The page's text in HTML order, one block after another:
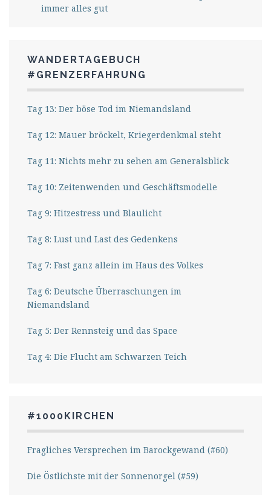
immer alles gut
WANDERTAGEBUCH
#GRENZERFAHRUNG
Tag 13: Der böse Tod im Niemandsland
Tag 12: Mauer bröckelt, Kriegerdenkmal steht
Tag 11: Nichts mehr zu sehen am Generalsblick
Tag 10: Zeitenwenden und Geschäftsmodelle
Tag 9: Hitzestress und Blaulicht
Tag 8: Lust und Last des Gedenkens
Tag 7: Fast ganz allein im Haus des Volkes
Tag 6: Deutsche Überraschungen im
Niemandsland
Tag 5: Der Rennsteig und das Space
Tag 4: Die Flucht am Schwarzen Teich
#1000KIRCHEN
Fragliches Versprechen im Barockgewand (#60)
Die Östlichste mit der Sonnenorgel (#59)